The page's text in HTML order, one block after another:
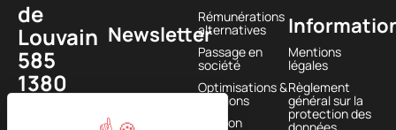
de
Louvain
585
1380
Mentions
légales
Règlement
général sur la
protection des
Rémunérations
alternatives
Passage en
société
Optimisations &
solutions
Gestion
Newsletter